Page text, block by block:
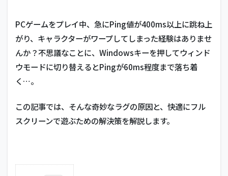
PCゲームをプレイ中、急にPing値が400ms以上に跳ね上
がり、キャラクターがワープしてしまった経験はありませ
んか？不思議なことに、Windowsキーを押してウィンド
ウモードに切り替えるとPingが60ms程度まで落ち着
く…。
この記事では、そんな奇妙なラグの原因と、快適にフル
スクリーンで遊ぶための解決策を解説します。